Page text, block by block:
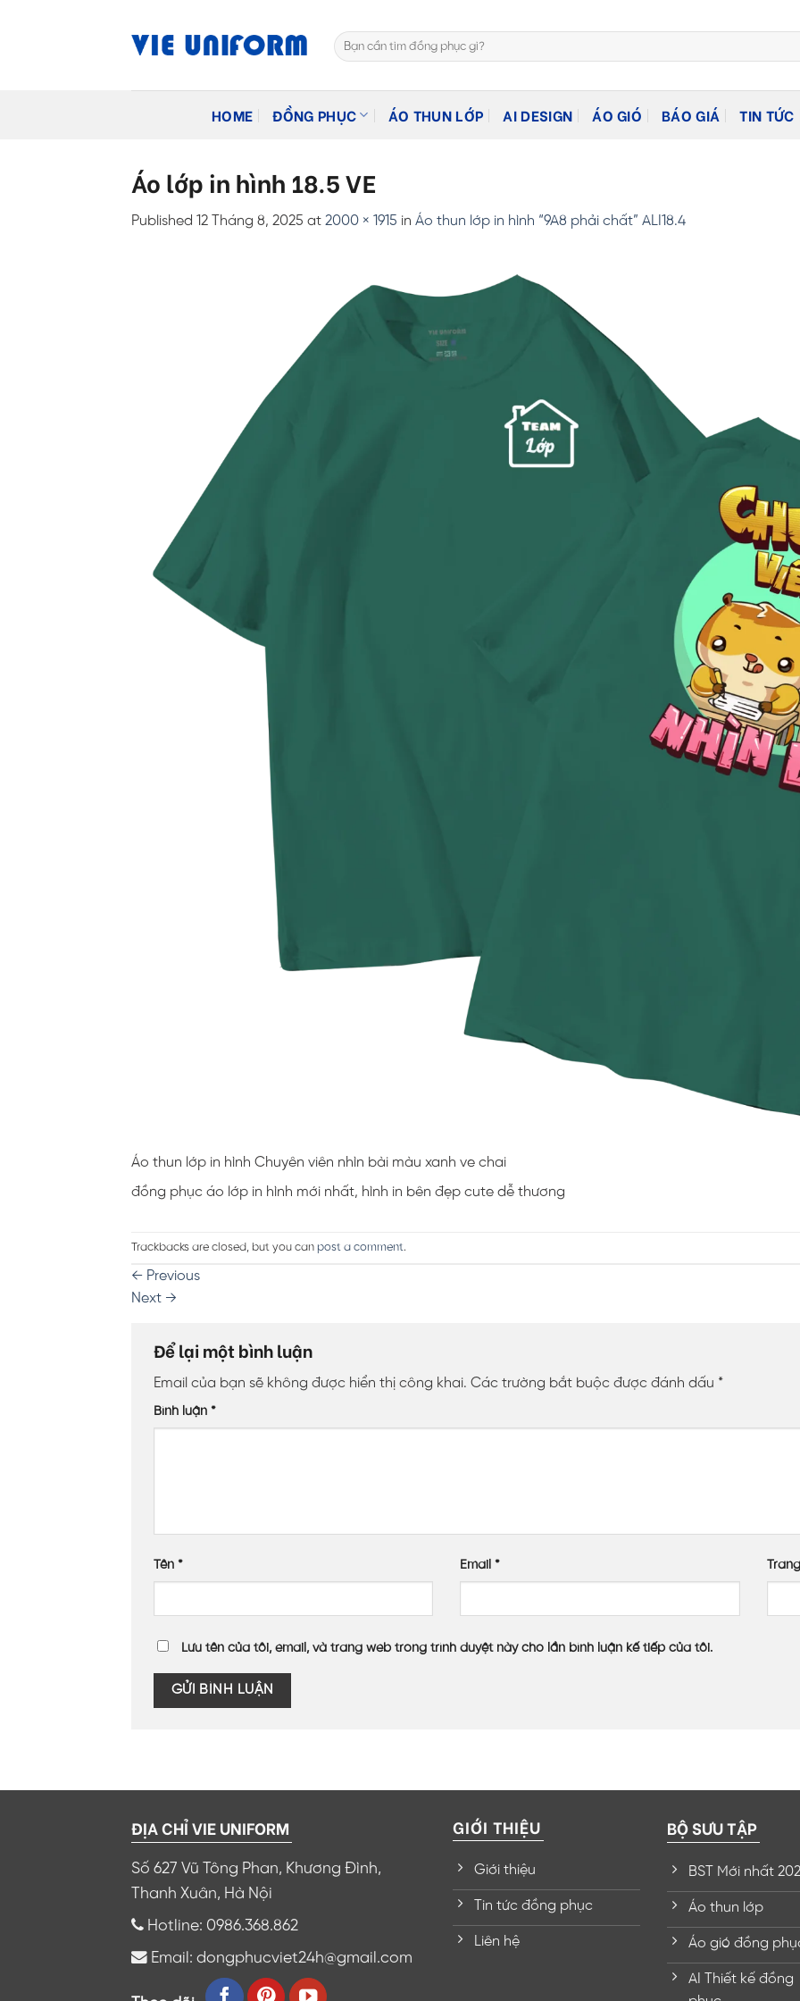
Tìm
kiếm:
HOME ĐỒNG PHỤC ÁO THUN LỚP AI DESIGN ÁO GIÓ BÁO GIÁ TIN TỨC
Áo lớp in hình 18.5 VE
Published 12 Tháng 8, 2025 at 2000 × 1915 in Áo thun lớp in hình “9A8 phải chất” ALI18.4
Áo thun lớp in hình Chuyên viên nhìn bài màu xanh ve chai
đồng phục áo lớp in hình mới nhất, hình in bên đẹp cute dễ thương
Trackbacks are closed, but you can post a comment.
← Previous
Next →
Để lại một bình luận
Email của bạn sẽ không được hiển thị công khai. Các trường bắt buộc được đánh dấu *
Bình luận *
Tên * Email*
Lưu tên của tôi, email, và trang web trong trình duyệt này cho lần bình luận kế tiếp của tôi.
ĐỊA CHỈ VIE UNIFORM
Số 627 Vũ Tông Phan, Khương Đình,
Thanh Xuân, Hà Nội
Hotline: 0986.368.862
Email: dongphucviet24h@gmail.com
GIỚI THIỆU
Giới thiệu
Tin tức đồng phục
Liên hệ
BỘ SƯU TẬP
BST Mới nhất
Áo thun lớp
Áo gió đồng
AI Thiết kế đồng